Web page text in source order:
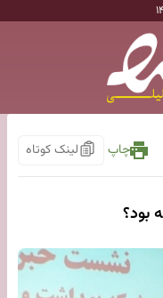
چاپ لینک کوتاه
بود؟